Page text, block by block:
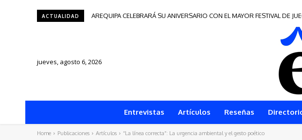
ACTUALIDAD AREQUIPA CELEBRARÁ SU ANIVERSARIO CON EL MAYOR FESTIVAL DE
Tacna será sede del Festival de Autores de Frontera 2026
jueves, agosto 6, 2026
Entrevistas Artículos Reseñas
Home Publicaciones Artículos “La línea correcta”: La urgencia ambiental y el gesto poético